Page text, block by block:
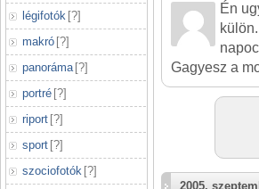
légifotók [?]
makró [?]
panoráma [?]
portré [?]
riport [?]
sport [?]
szociofotók [?]
Én
Gagyesz a
2005.